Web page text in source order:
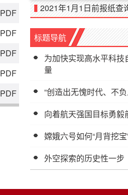
PDF
PDF
PDF
PDF
PDF
2021年1月1日前报纸查
标题导航
为加快实现高水平科技
量
“创造出无愧时代、不
向着航天强国目标勇毅
嫦娥六号如何“月背挖宝
外空探索的历史性一步